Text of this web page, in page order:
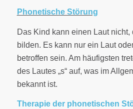
Phonetische Störung
Das Kind kann einen Laut nicht,
bilden. Es kann nur ein Laut
betroffen sein. Am häufigsten
des Lautes „s“ auf, was im
bekannt ist.
Therapie der phonetischen